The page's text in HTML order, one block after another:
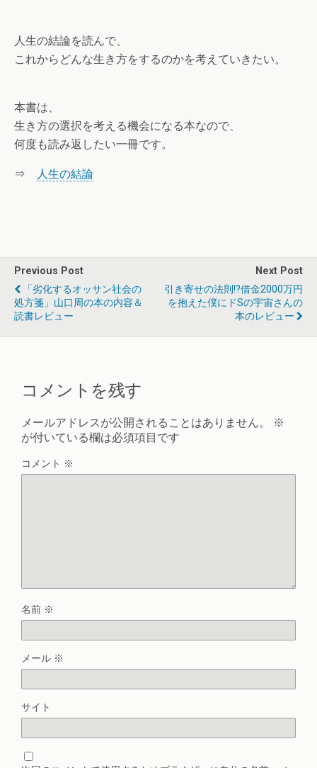
人生の結論を読んで、
これからどんな生き方をするのかを考えていきたい。
本書は、
生き方の選択を考える機会になる本なので、
何度も読み返したい一冊です。
⇒ 人生の結論
Previous Post
「劣化するオッサン社会の
処方箋」山口周の本の内容＆
読書レビュー
Next Post
引き寄せの法則!?借金2000万円
を抱えた僕にドSの宇宙さんの
本のレビュー
コメントを残す
メールアドレスが公開されることはありません。
※
が付いている欄は必須項目です
コメント ※
名前 ※
メール ※
サイト